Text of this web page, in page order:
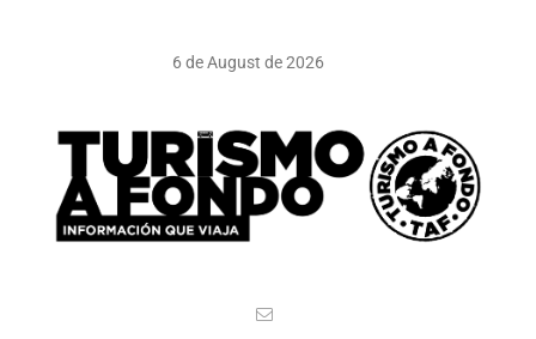
6 de August de 2026